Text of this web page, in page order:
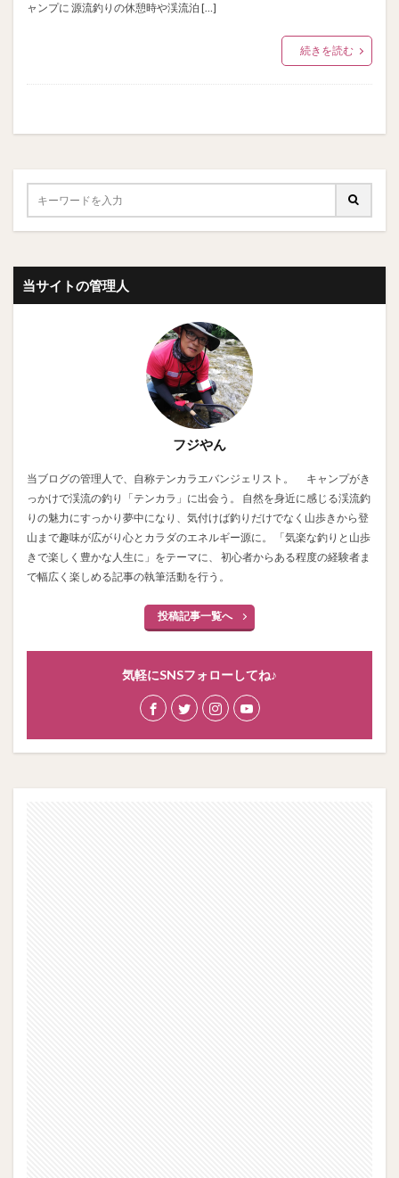
ャンプに 源流釣りの休憩時や渓流泊 […]
続きを読む
当サイトの管理人
フジやん
当ブログの管理人で、自称テンカラエバンジェリスト。 キャンプがき
っかけで渓流の釣り「テンカラ」に出会う。 自然を身近に感じる渓流釣
りの魅力にすっかり夢中になり、気付けば釣りだけでなく山歩きから登
山まで趣味が広がり心とカラダのエネルギー源に。 「気楽な釣りと山歩
きで楽しく豊かな人生に」をテーマに、 初心者からある程度の経験者ま
で幅広く楽しめる記事の執筆活動を行う。
投稿記事一覧へ
気軽にSNSフォローしてね♪